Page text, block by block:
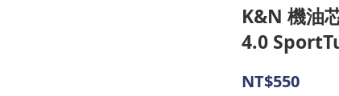
K&N 機油
4.0
NT$550